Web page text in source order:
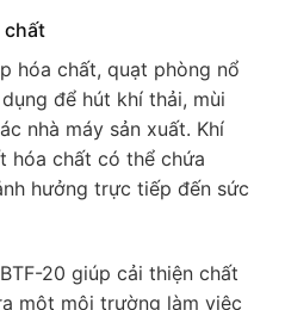
chất
hóa chất, quạt phòng nổ
để hút khí thải, mùi
nhà máy sản xuất. Khí
hóa chất có thể chứa
hưởng trực tiếp đến sức
20 giúp cải thiện chất
một môi trường làm việc